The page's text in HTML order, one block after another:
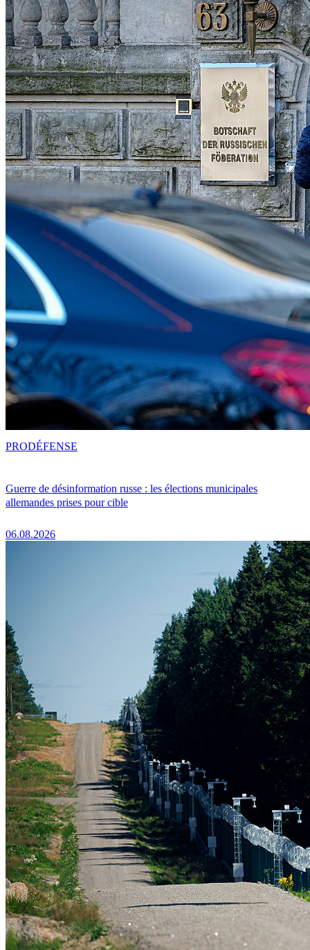
Guerre de désinformation russe : les élections municipales
allemandes prises pour cible
06.08.2026
PRODÉFENSE